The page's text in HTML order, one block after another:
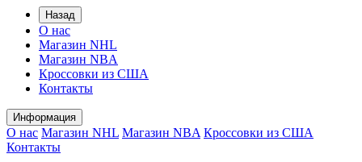
Назад
О нас
Магазин NHL
Магазин NBA
Кроссовки из США
Контакты
Информация
О нас Магазин NHL Магазин NBA Кроссовки из США
Контакты